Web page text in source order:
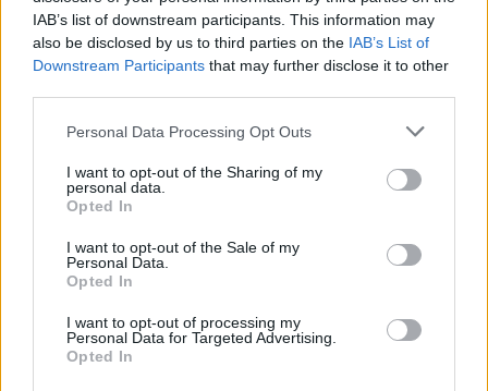
IAB’s list of downstream participants. This information may
also be disclosed by us to third parties on the IAB’s List of
Downstream Participants that may further disclose it to other
Personal Data Processing Opt Outs
I want to opt-out of the Sharing of my
personal data.
Opted In
I want to opt-out of the Sale of my
Personal Data.
Opted In
I want to opt-out of processing my
Personal Data for Targeted Advertising.
Opted In
Žiūrimiausi įrašai
Vaizdai iš tragiškos avarijos Vilniaus r.: dviejų moterų ir
vaiko gyvybių išgelbėti nepavyko
Žinios | Lietuvos diena
00:00:57
Savaitės vidurys nusimato karštas: temperatūra kils iki
32 laipsnių šilumos
Žinios | Orai